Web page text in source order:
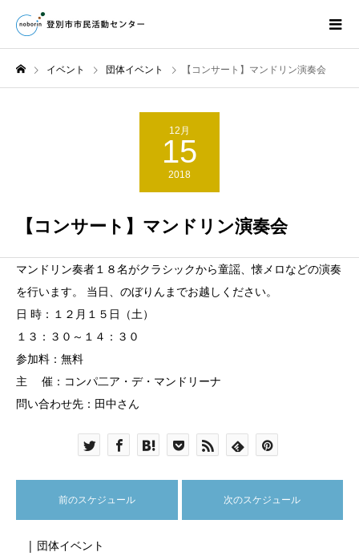
イベント 団体イベント 【コンサート】マンドリン演奏会
12月
15
2018
【コンサート】マンドリン演奏会
マンドリン奏者１８名がクラシックから童謡、懐メロなどの演奏
を行います。 当日、のぼりんまでお越しください。
日 時：１２月１５日（土）
１３：３０～１４：３０
参加料：無料
主 催：コンパ二ア・デ・マンドリーナ
問い合わせ先：田中さん
前のスケジュール 次のスケジュール
| 団体イベント